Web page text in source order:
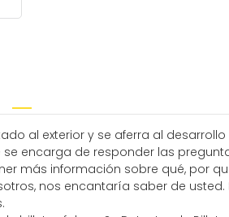
al exterior y se aferra al
encarga de responder las
más información sobre qué, por
nos encantaría saber de